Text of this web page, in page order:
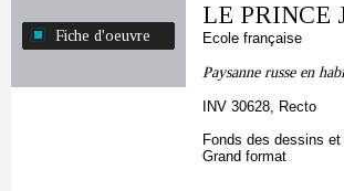
Fiche d'oeuvre
LE PRINCE
Ecole française
Paysanne russe en
INV 30628, Recto
Fonds des dessins
Grand format